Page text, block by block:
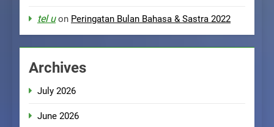
tel uon Peringatan Bulan Bahasa & Sastra 2022
Archives
July 2026
June 2026